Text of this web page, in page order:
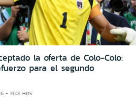
la oferta de Colo-Colo:
para el segundo
- 19:01 HRS